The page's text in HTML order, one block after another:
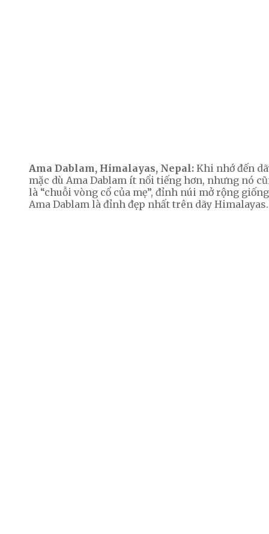
Ama Dablam, Himalayas, Nepal: Khi nhớ đến
mặc dù Ama Dablam ít nổi tiếng hơn, nhưng nó
là “chuỗi vòng cổ của mẹ”, đỉnh núi mở rộng
Ama Dablam là đỉnh đẹp nhất trên dãy Himalayas.